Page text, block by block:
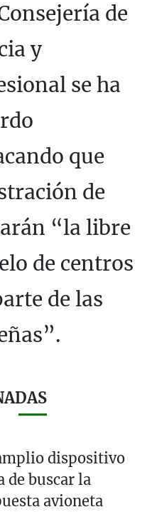
de
y
se ha
que
de
“la libre
de centros
de las
dispositivo
de buscar la
avioneta